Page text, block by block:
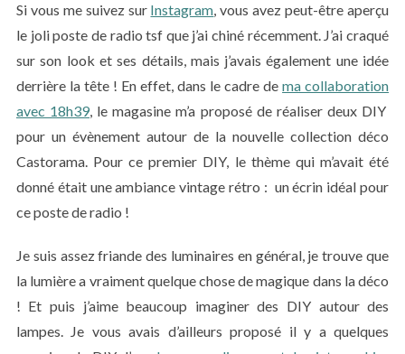
Si vous me suivez sur Instagram, vous avez peut-être aperçu
le joli poste de radio tsf que j’ai chiné récemment. J’ai craqué
sur son look et ses détails, mais j’avais également une idée
derrière la tête ! En effet, dans le cadre dema collaboration
avec 18h39, le magasine m’a proposé de réaliser deux DIY
pour un évènement autour de la nouvelle collection déco
Castorama. Pour ce premier DIY, le thème qui m’avait été
donné était une ambiance vintage rétro : un écrin idéal pour
ce poste de radio !
Je suis assez friande des luminaires en général, je trouve que
la lumière a vraiment quelque chose de magique dans la déco
! Et puis j’aime beaucoup imaginer des DIY autour des
lampes. Je vous avais d’ailleurs proposé il y a quelques